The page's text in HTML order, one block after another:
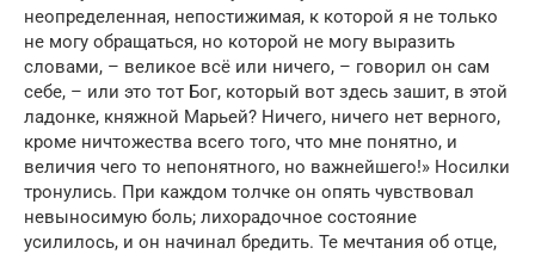
неопределенная, непостижимая, к которой я не только
не могу обращаться, но которой не могу выразить
словами, – великое всё или ничего, – говорил он сам
себе, – или это тот Бог, который вот здесь зашит, в этой
ладонке, княжной Марьей? Ничего, ничего нет верного,
кроме ничтожества всего того, что мне понятно, и
величия чего то непонятного, но важнейшего!» Носилки
тронулись. При каждом толчке он опять чувствовал
невыносимую боль; лихорадочное состояние
усилилось, и он начинал бредить. Те мечтания об отце,